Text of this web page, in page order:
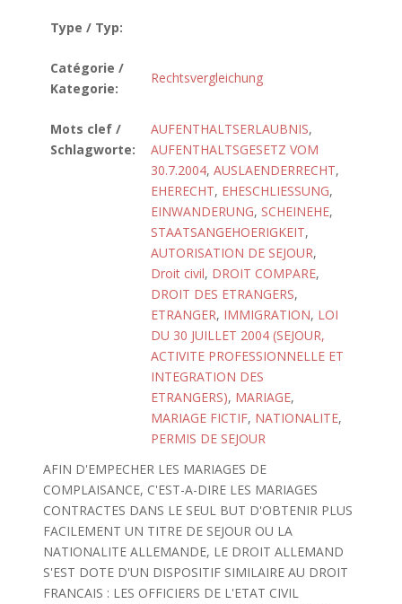
Type / Typ:
Catégorie /
Kategorie:
Rechtsvergleichung
Mots clef /
Schlagworte:
AUFENTHALTSERLAUBNIS,
AUFENTHALTSGESETZ VOM
30.7.2004, AUSLAENDERRECHT,
EHERECHT, EHESCHLIESSUNG,
EINWANDERUNG, SCHEINEHE,
STAATSANGEHOERIGKEIT,
AUTORISATION DE SEJOUR,
Droit civil, DROIT COMPARE,
DROIT DES ETRANGERS,
ETRANGER, IMMIGRATION, LOI
DU 30 JUILLET 2004 (SEJOUR,
ACTIVITE PROFESSIONNELLE ET
INTEGRATION DES
ETRANGERS), MARIAGE,
MARIAGE FICTIF, NATIONALITE,
PERMIS DE SEJOUR
AFIN D'EMPECHER LES MARIAGES DE
COMPLAISANCE, C'EST-A-DIRE LES MARIAGES
CONTRACTES DANS LE SEUL BUT D'OBTENIR PLUS
FACILEMENT UN TITRE DE SEJOUR OU LA
NATIONALITE ALLEMANDE, LE DROIT ALLEMAND
S'EST DOTE D'UN DISPOSITIF SIMILAIRE AU DROIT
FRANCAIS : LES OFFICIERS DE L'ETAT CIVIL